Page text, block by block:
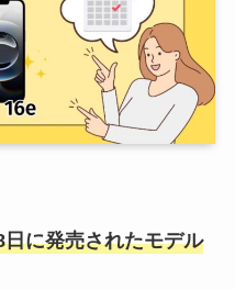
に発売されたモデル